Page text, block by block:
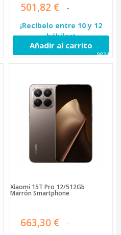
501,82 €
¡Recíbelo entre 10 y 12
hábiles!
Añadir al carrito
98343
Xiaomi 15T Pro 12/512Gb
Marrón Smartphone
663,30 €